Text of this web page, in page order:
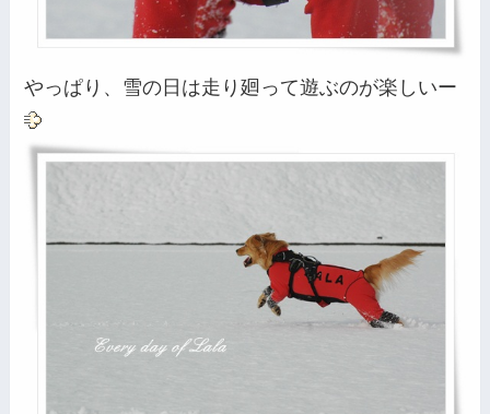
やっぱり、雪の日は走り廻って遊ぶのが楽しいー